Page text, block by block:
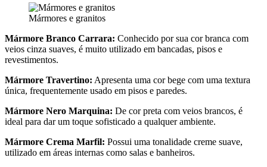
Mármores e granitos
Mármore Branco Carrara: Conhecido por sua cor branca com
veios cinza suaves, é muito utilizado em bancadas, pisos e
revestimentos.
Mármore Travertino: Apresenta uma cor bege com uma textura
única, frequentemente usado em pisos e paredes.
Mármore Nero Marquina: De cor preta com veios brancos, é
ideal para dar um toque sofisticado a qualquer ambiente.
Mármore Crema Marfil: Possui uma tonalidade creme suave,
utilizado em áreas internas como salas e banheiros.